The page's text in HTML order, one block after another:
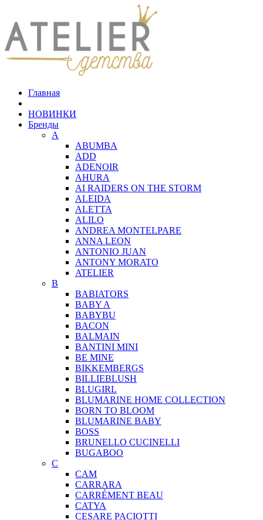
Главная
НОВИНКИ
Бренды
A
ABUMBA
ADD
ADENOIR
AHURA
AI RAIDERS ON THE STORM
ALEIDA
ALETTA
ALILO
ANDREA MONTELPARE
ANNA LEON
ANTONIO JUAN
ANTONY MORATO
ATELIER
B
BABIATORS
BABY A
BABYBU
BACON
BALMAIN
BANTINI MINI
BE MINE
BIKKEMBERGS
BILLIEBLUSH
BLUGIRL
BLUMARINE HOME COLLECTION
BORN TO BLOOM
BLUMARINE BABY
BOSS
BRUNELLO CUCINELLI
BUGABOO
C
CAM
CARRARA
CARRÉMENT BEAU
CATYA
CESARE PACIOTTI